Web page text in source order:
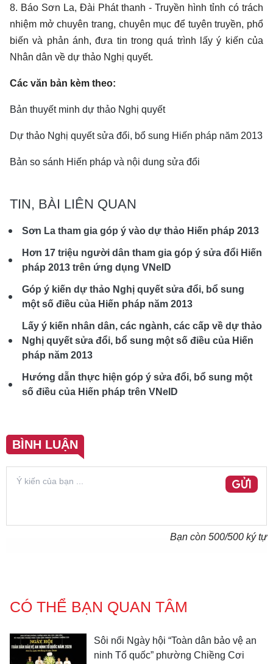
8. Báo Sơn La, Đài Phát thanh - Truyền hình tỉnh có trách
nhiệm mở chuyên trang, chuyên mục để tuyên truyền, phổ
biến và phản ánh, đưa tin trong quá trình lấy ý kiến của
Nhân dân về dự thảo Nghị quyết.
Các văn bản kèm theo:
Bản thuyết minh dự thảo Nghị quyết
Dự thảo Nghị quyết sửa đổi, bổ sung Hiến pháp năm 2013
Bản so sánh Hiến pháp và nội dung sửa đổi
TIN, BÀI LIÊN QUAN
Sơn La tham gia góp ý vào dự thảo Hiến pháp 2013
Hơn 17 triệu người dân tham gia góp ý sửa đổi Hiến
pháp 2013 trên ứng dụng VNeID
Góp ý kiến dự thảo Nghị quyết sửa đổi, bổ sung
một số điều của Hiến pháp năm 2013
Lấy ý kiến nhân dân, các ngành, các cấp về dự thảo
Nghị quyết sửa đổi, bổ sung một số điều của Hiến
pháp năm 2013
Hướng dẫn thực hiện góp ý sửa đổi, bổ sung một
số điều của Hiến pháp trên VNeID
BÌNH LUẬN
GỬI
Bạn còn 500/500 ký tự
CÓ THỂ BẠN QUAN TÂM
Sôi nổi Ngày hội “Toàn dân bảo vệ an
ninh Tổ quốc” phường Chiềng Cơi